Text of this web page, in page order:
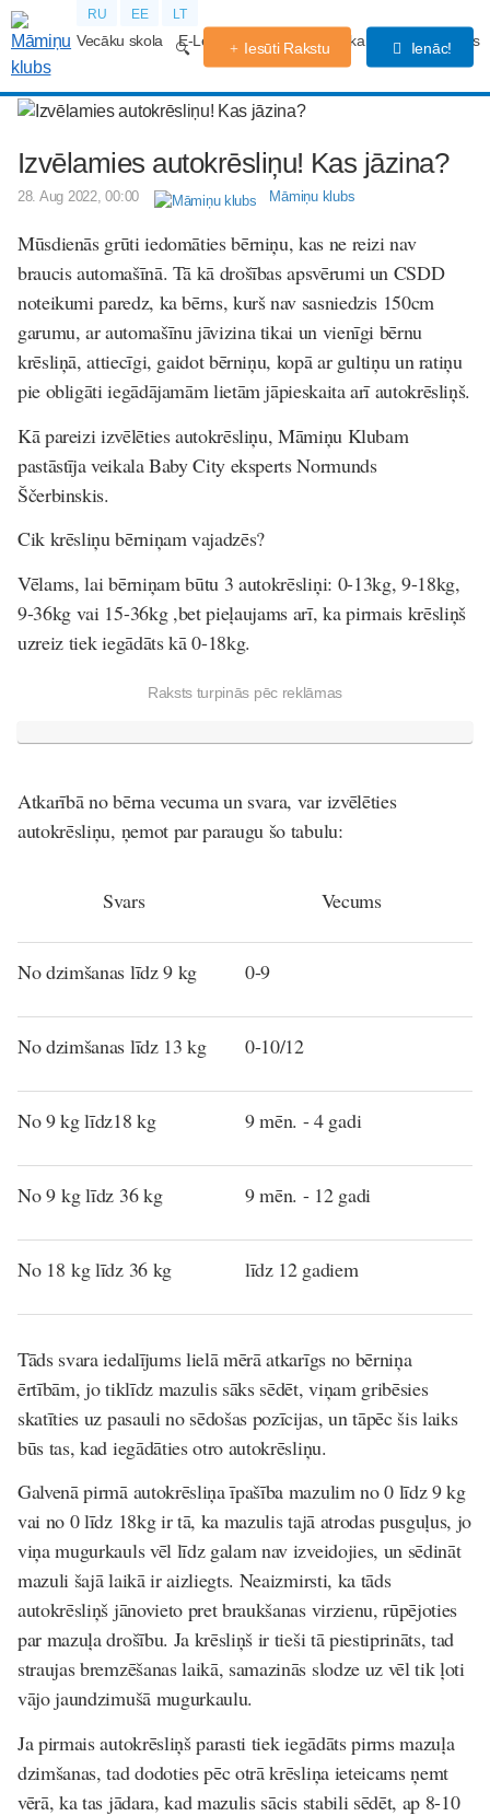
RU EE LT
Vecāku skola E-Lekcijas Grūtniecības kalendārs Forums
Iesūti Rakstu Ienāc!
Izvēlamies autokrēsliņu! Kas jāzina?
28. Aug 2022, 00:00 Māmiņu klubs
Mūsdienās grūti iedomāties bērniņu, kas ne reizi nav
braucis automašīnā. Tā kā drošības apsvērumi un CSDD
noteikumi paredz, ka bērns, kurš nav sasniedzis 150cm
garumu, ar automašīnu jāvizina tikai un vienīgi bērnu
krēsliņā, attiecīgi, gaidot bērniņu, kopā ar gultiņu un ratiņu
pie obligāti iegādājamām lietām jāpieskaita arī autokrēsliņš.
Kā pareizi izvēlēties autokrēsliņu, Māmiņu Klubam
pastāstīja veikala Baby City eksperts Normunds
Ščerbinskis.
Cik krēsliņu bērniņam vajadzēs?
Vēlams, lai bērniņam būtu 3 autokrēsliņi: 0-13kg, 9-18kg,
9-36kg vai 15-36kg ,bet pieļaujams arī, ka pirmais krēsliņš
uzreiz tiek iegādāts kā 0-18kg.
Raksts turpinās pēc reklāmas
Atkarībā no bērna vecuma un svara, var izvēlēties
autokrēsliņu, ņemot par paraugu šo tabulu:
Svars Vecums
No dzimšanas līdz 9 kg 0-9
No dzimšanas līdz 13 kg 0-10/12
No 9 kg līdz18 kg 9 mēn. - 4 gadi
No 9 kg līdz 36 kg 9 mēn. - 12 gadi
No 18 kg līdz 36 kg līdz 12 gadiem
Tāds svara iedalījums lielā mērā atkarīgs no bērniņa
ērtībām, jo tiklīdz mazulis sāks sēdēt, viņam gribēsies
skatīties uz pasauli no sēdošas pozīcijas, un tāpēc šis laiks
būs tas, kad iegādāties otro autokrēsliņu.
Galvenā pirmā autokrēsliņa īpašība mazulim no 0 līdz 9 kg
vai no 0 līdz 18kg ir tā, ka mazulis tajā atrodas pusguļus, jo
viņa mugurkauls vēl līdz galam nav izveidojies, un sēdināt
mazuli šajā laikā ir aizliegts. Neaizmirsti, ka tāds
autokrēsliņš jānovieto pret braukšanas virzienu, rūpējoties
par mazuļa drošību. Ja krēsliņš ir tieši tā piestiprināts, tad
straujas bremzēšanas laikā, samazinās slodze uz vēl tik ļoti
vājo jaundzimušā mugurkaulu.
Ja pirmais autokrēsliņš parasti tiek iegādāts pirms mazuļa
dzimšanas, tad dodoties pēc otrā krēsliņa ieteicams ņemt
vērā, ka tas jādara, kad mazulis sācis stabili sēdēt, ap 8-10